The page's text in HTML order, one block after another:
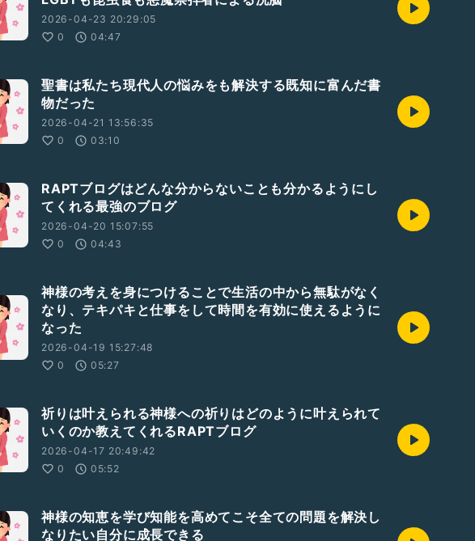
2026-04-23 20:29:05
0
04:47
聖書は私たち現代人の悩みをも解決する既知に富んだ書
物だった
2026-04-21 13:56:35
0
03:10
RAPTブログはどんな分からないことも分かるようにし
てくれる最強のブログ
2026-04-20 15:07:55
0
04:43
神様の考えを身につけることで生活の中から無駄がなく
なり、テキパキと仕事をして時間を有効に使えるように
なった
2026-04-19 15:27:48
0
05:27
祈りは叶えられる神様への祈りはどのように叶えられて
いくのか教えてくれるRAPTブログ
2026-04-17 20:49:42
0
05:52
神様の知恵を学び知能を高めてこそ全ての問題を解決し
なりたい自分に成長できる